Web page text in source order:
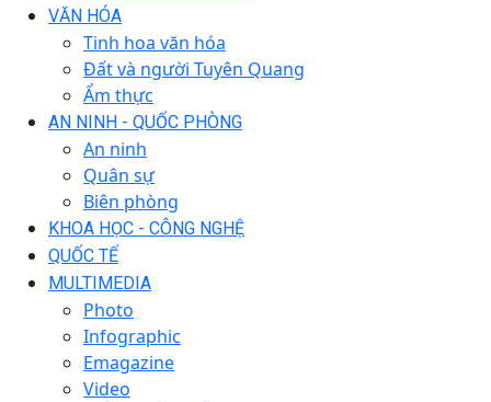
VĂN HÓA
Tinh hoa văn hóa
Đất và người Tuyên Quang
Ẩm thực
AN NINH - QUỐC PHÒNG
An ninh
Quân sự
Biên phòng
KHOA HỌC - CÔNG NGHỆ
QUỐC TẾ
MULTIMEDIA
Photo
Infographic
Emagazine
Video